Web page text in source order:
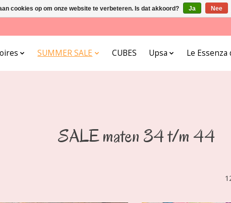
SUMMER SALE CUBES Upsa Le Essenza
SALE maten 34 t/m 44
cookies op om onze website te verbeteren. Is dat akkoord? Ja Nee